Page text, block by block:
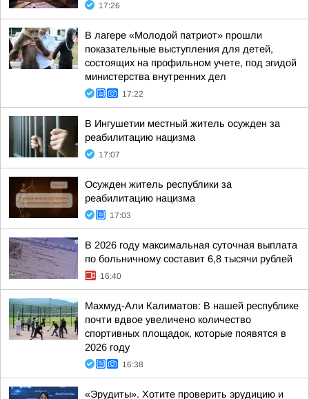
17:26
В лагере «Молодой патриот» прошли
показательные выступления для детей,
состоящих на профильном учете, под эгидой
министерства внутренних дел
17:22
В Ингушетии местный житель осужден за
реабилитацию нацизма
17:07
Осужден житель республики за
реабилитацию нацизма
17:03
В 2026 году максимальная суточная выплата
по больничному составит 6,8 тысячи рублей
16:40
Махмуд-Али Калиматов: В нашей республике
почти вдвое увеличено количество
спортивных площадок, которые появятся в
2026 году
16:38
«Эрудиты». Хотите проверить эрудицию и